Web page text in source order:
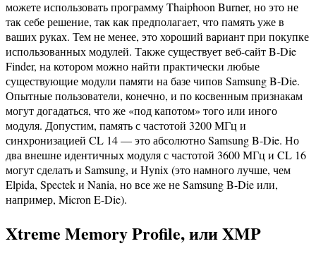
можете использовать программу Thaiphoon Burner, но это не
так себе решение, так как предполагает, что память уже в
ваших руках. Тем не менее, это хороший вариант при покупке
использованных модулей. Также существует веб-сайт B-Die
Finder, на котором можно найти практически любые
существующие модули памяти на базе чипов Samsung B-Die.
Опытные пользователи, конечно, и по косвенным признакам
могут догадаться, что же «под капотом» того или иного
модуля. Допустим, память с частотой 3200 МГц и
синхронизацией CL 14 — это абсолютно Samsung B-Die. Но
два внешне идентичных модуля с частотой 3600 МГц и CL 16
могут сделать и Samsung, и Hynix (это намного лучше, чем
Elpida, Spectek и Nania, но все же не Samsung B-Die или,
например, Micron E-Die).
Xtreme Memory Profile, или XMP